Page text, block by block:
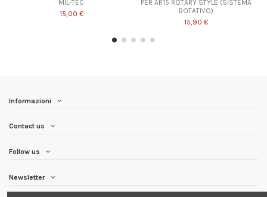
MIL-TEC
15,00 €
PER AR15 ROTARY STYLE (SISTEMA
ROTATIVO)
15,90 €
Informazioni
Contact us
Follow us
Newsletter